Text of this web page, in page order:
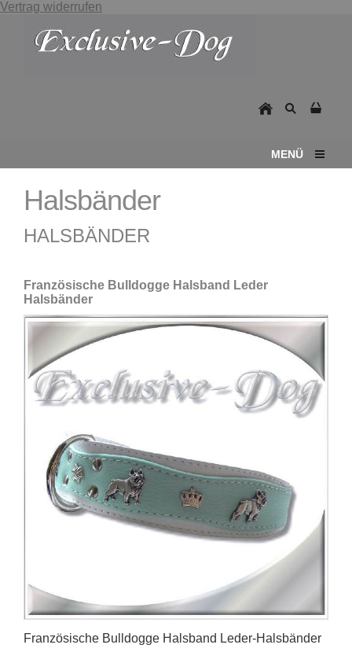
Vertrag widerrufen
MENÜ
Halsbänder
HALSBÄNDER
Französische Bulldogge Halsband Leder
Halsbänder
Französische Bulldogge Halsband Leder-Halsbänder